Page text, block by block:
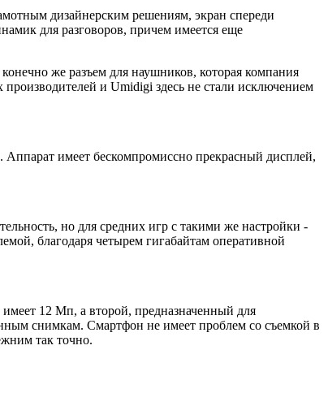
дизайнерским решениям, экран спереди
для разговоров, причем имеется еще
же разъем для наушников, которая компания
производителей и Umidigi здесь не стали исключением
имеет бескомпромиссно прекрасный дисплей,
но для средних игр с такими же настройки -
благодаря четырем гигабайтам оперативной
12 Мп, а второй, предназначенный для
снимкам. Смартфон не имеет проблем со съемкой в
так точно.